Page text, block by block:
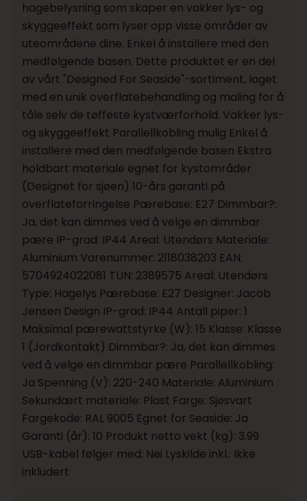
hagebelysning som skaper en vakker lys- og
skyggeeffekt som lyser opp visse områder av
uteområdene dine. Enkel å installere med den
medfølgende basen. Dette produktet er en del
av vårt "Designed For Seaside"-sortiment, laget
med en unik overflatebehandling og maling for å
tåle selv de tøffeste kystværforhold. Vakker lys-
og skyggeeffekt Parallellkobling mulig Enkel å
installere med den medfølgende basen Ekstra
holdbart materiale egnet for kystområder
(Designet for sjøen) 10-års garanti på
overflateforringelse Pærebase: E27 Dimmbar?:
Ja, det kan dimmes ved å velge en dimmbar
pære IP-grad: IP44 Areal: Utendørs Materiale:
Aluminium Varenummer: 2118038203 EAN:
5704924022081 TUN: 2389575 Areal: Utendørs
Type: Hagelys Pærebase: E27 Designer: Jacob
Jensen Design IP-grad: IP44 Antall piper: 1
Maksimal pærewattstyrke (W): 15 Klasse: Klasse
1 (Jordkontakt) Dimmbar?: Ja, det kan dimmes
ved å velge en dimmbar pære Parallellkobling:
Ja Spenning (V): 220-240 Materiale: Aluminium
Sekundært materiale: Plast Farge: Sjøsvart
Fargekode: RAL 9005 Egnet for Seaside: Ja
Garanti (år): 10 Produkt netto vekt (kg): 3.99
USB-kabel følger med: Nei Lyskilde inkl.: Ikke
inkludert